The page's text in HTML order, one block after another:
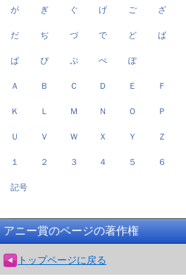
が ぎ ぐ げ ご ざ
だ ぢ づ で ど ば
ぱ ぴ ぷ ぺ ぽ
Ａ Ｂ Ｃ Ｄ Ｅ Ｆ
Ｋ Ｌ Ｍ Ｎ Ｏ Ｐ
Ｕ Ｖ Ｗ Ｘ Ｙ Ｚ
１ ２ ３ ４ ５ ６
記号
アニー賞のページの著作権
トップページに戻る